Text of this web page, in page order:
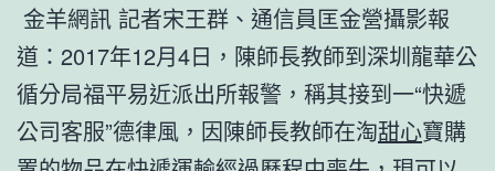
金羊網訊 記者宋王群、通信員匡金營攝影報
道：2017年12月4日，陳師長教師到深圳龍華公
循分局福平易近派出所報警，稱其接到一“快遞
公司客服”德律風，因陳師長教師在淘甜心寶購